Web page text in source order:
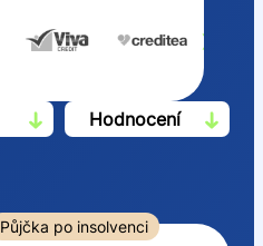
›
Hodnocení
Půjčka po insolvenci